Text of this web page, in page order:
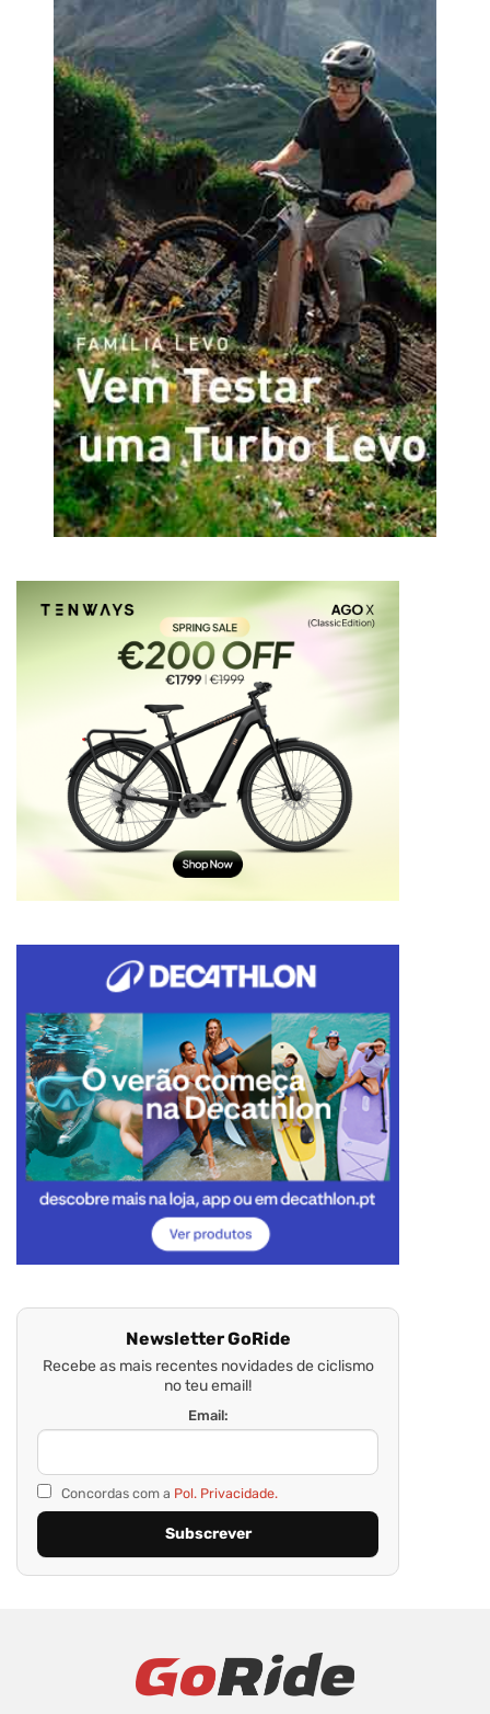
Newsletter GoRide
Recebe as mais recentes novidades de ciclismo
no teu email!
Email:
Concordas com a Pol. Privacidade.